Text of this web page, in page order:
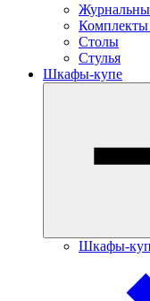
Комплекты
Столы
Стулья
Шкафы-купе
Шкафы-